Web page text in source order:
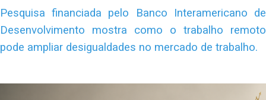
Pesquisa financiada pelo Banco Interamericano de
Desenvolvimento mostra como o trabalho remoto
pode ampliar desigualdades no mercado de trabalho.